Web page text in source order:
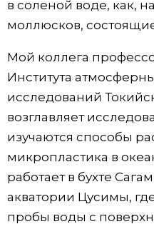
в соленой воде, как,
моллюсков,
Мой коллега
Института
исследований
возглавляет
изучаются способы
микропластика в
работает в бухте
акватории Цусимы,
пробы воды с